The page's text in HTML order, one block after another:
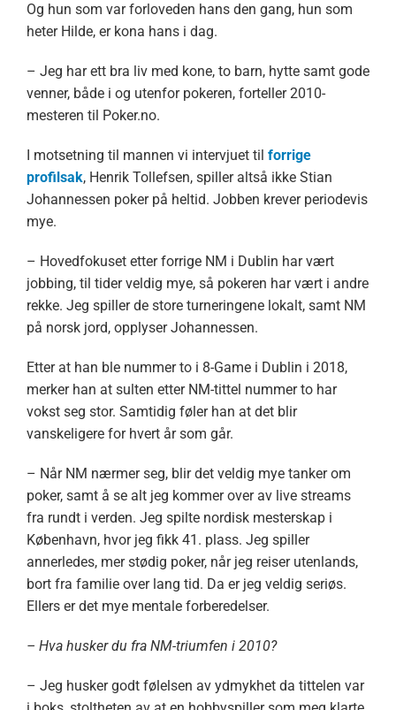
Og hun som var forloveden hans den gang, hun som
heter Hilde, er kona hans i dag.
– Jeg har ett bra liv med kone, to barn, hytte samt gode
venner, både i og utenfor pokeren, forteller 2010-
mesteren til Poker.no.
I motsetning til mannen vi intervjuet til forrige
profilsak, Henrik Tollefsen, spiller altså ikke Stian
Johannessen poker på heltid. Jobben krever periodevis
mye.
– Hovedfokuset etter forrige NM i Dublin har vært
jobbing, til tider veldig mye, så pokeren har vært i andre
rekke. Jeg spiller de store turneringene lokalt, samt NM
på norsk jord, opplyser Johannessen.
Etter at han ble nummer to i 8-Game i Dublin i 2018,
merker han at sulten etter NM-tittel nummer to har
vokst seg stor. Samtidig føler han at det blir
vanskeligere for hvert år som går.
– Når NM nærmer seg, blir det veldig mye tanker om
poker, samt å se alt jeg kommer over av live streams
fra rundt i verden. Jeg spilte nordisk mesterskap i
København, hvor jeg fikk 41. plass. Jeg spiller
annerledes, mer stødig poker, når jeg reiser utenlands,
bort fra familie over lang tid. Da er jeg veldig seriøs.
Ellers er det mye mentale forberedelser.
– Hva husker du fra NM-triumfen i 2010?
– Jeg husker godt følelsen av ydmykhet da tittelen var